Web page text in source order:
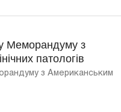
Меморандуму з
патологів
з Американським